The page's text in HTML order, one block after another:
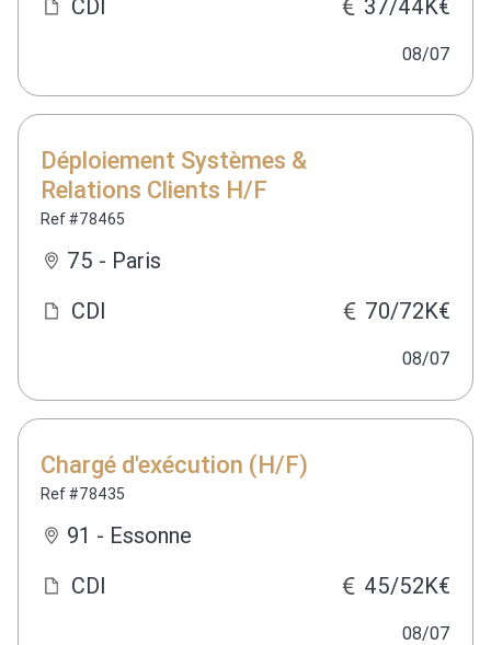
CDI
37/44K€
08/07
Déploiement Systèmes &
Relations Clients H/F
Ref #78465
75 - Paris
CDI
70/72K€
08/07
Chargé d'exécution (H/F)
Ref #78435
91 - Essonne
CDI
45/52K€
08/07